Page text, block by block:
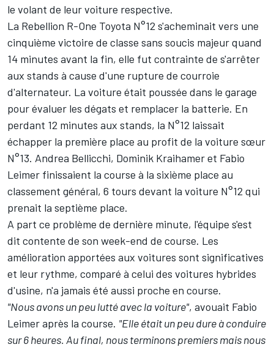
le volant de leur voiture respective.
La Rebellion R-One Toyota N°12 s'acheminait vers une
cinquième victoire de classe sans soucis majeur quand
14 minutes avant la fin, elle fut contrainte de s'arrêter
aux stands à cause d'une rupture de courroie
d'alternateur. La voiture était poussée dans le garage
pour évaluer les dégats et remplacer la batterie. En
perdant 12 minutes aux stands, la N°12 laissait
échapper la première place au profit de la voiture sœur
N°13. Andrea Bellicchi, Dominik Kraihamer et Fabio
Leimer finissaient la course à la sixième place au
classement général, 6 tours devant la voiture N°12 qui
prenait la septième place.
A part ce problème de dernière minute, l'équipe s'est
dit contente de son week-end de course. Les
amélioration apportées aux voitures sont significatives
et leur rythme, comparé à celui des voitures hybrides
d'usine, n'a jamais été aussi proche en course.
"Nous avons un peu lutté avec la voiture", avouait Fabio
Leimer après la course. "Elle était un peu dure à conduire
sur 6 heures. Au final, nous terminons premiers mais nous